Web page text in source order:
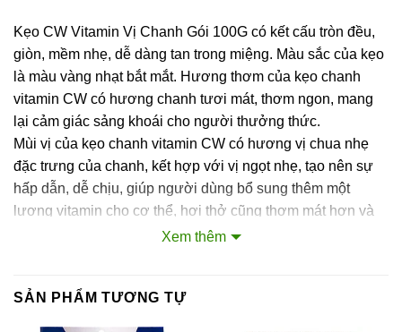
Kẹo CW Vitamin Vị Chanh Gói 100G có kết cấu tròn đều,
giòn, mềm nhẹ, dễ dàng tan trong miệng. Màu sắc của kẹo
là màu vàng nhạt bắt mắt. Hương thơm của kẹo chanh
vitamin CW có hương chanh tươi mát, thơm ngon, mang
lại cảm giác sảng khoái cho người thưởng thức.
Mùi vị của kẹo chanh vitamin CW có hương vị chua nhẹ
đặc trưng của chanh, kết hợp với vị ngọt nhẹ, tạo nên sự
hấp dẫn, dễ chịu, giúp người dùng bổ sung thêm một
lượng vitamin cho cơ thể, hơi thở cũng thơm mát hơn và
tinh thần trở nên thoải mái, sảng khoái hơn.
Thành phần của sản phẩm
Xem thêm
SẢN PHẨM TƯƠNG TỰ